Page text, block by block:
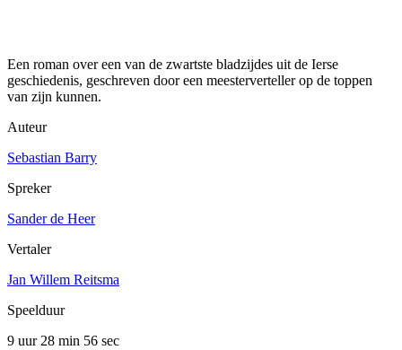
Een roman over een van de zwartste bladzijdes uit de Ierse
geschiedenis, geschreven door een meesterverteller op de toppen
van zijn kunnen.
Auteur
Sebastian Barry
Spreker
Sander de Heer
Vertaler
Jan Willem Reitsma
Speelduur
9 uur 28 min 56 sec